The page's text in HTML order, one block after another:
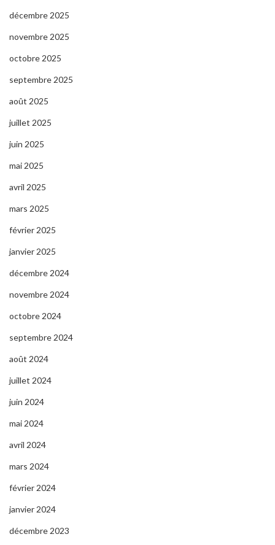
décembre 2025
novembre 2025
octobre 2025
septembre 2025
août 2025
juillet 2025
juin 2025
mai 2025
avril 2025
mars 2025
février 2025
janvier 2025
décembre 2024
novembre 2024
octobre 2024
septembre 2024
août 2024
juillet 2024
juin 2024
mai 2024
avril 2024
mars 2024
février 2024
janvier 2024
décembre 2023